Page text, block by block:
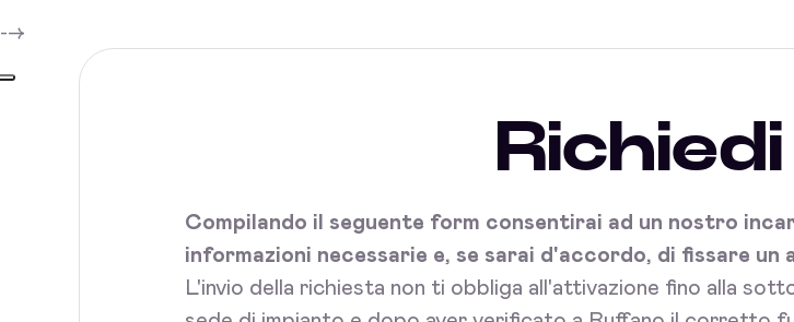
-->
Compilando il seguente form consentirai ad un nostro
informazioni necessarie e, se sarai d'accordo, di fissare
L'invio della richiesta non ti obbliga all'attivazione fino alla